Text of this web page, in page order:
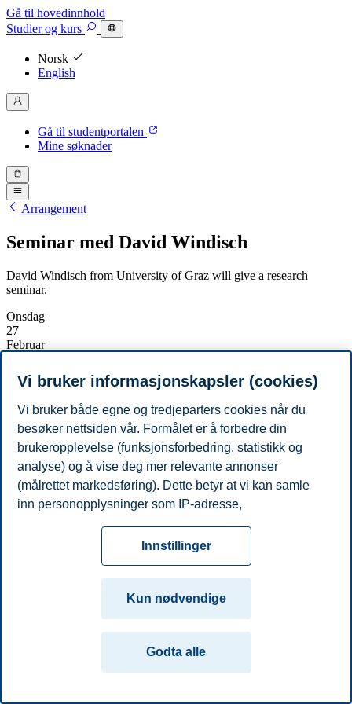
Gå til hovedinnhold
Studierog kurs
Norsk
English
Gå til studentportalen
Mine søknader
Arrangement
Seminar med David Windisch
David Windisch from University of Graz will give a research
seminar.
Onsdag
27
Februar
Slutter:10:00, 27. februar 2019
Kontakt:Stefan Anchev(stefan.anchev@bi.no)
Del artikkelen:
Personvern Cookies TilgjengelighetserklæringDisclaimer
Beredskap
Kontakt oss
TrondheimStavanger
Vi bruker informasjonskapsler (cookies)
Vi bruker både egne og tredjeparters cookies når du
besøker nettsiden vår. Formålet er å forbedre din
brukeropplevelse (funksjonsforbedring, statistikk og
analyse) og å vise deg mer relevante annonser
(målrettet markedsføring). Dette betyr at vi kan samle
inn personopplysninger som IP-adresse,
cookies som er nødvendige for at nettsiden skal
fungere, kan du enten godta alle eller tilpasse ditt
samtykke ved å endre innstillinger.
Les mer om våre informasjonskapsler, hvilke
opplysninger vi samler inn og formålene i innstillinger
for informasjonskapsler. Du kan når som helst endre
eller trekke tilbake ditt samtykke i innstillingene ved å
Innstillinger
Kun nødvendige
Godta alle